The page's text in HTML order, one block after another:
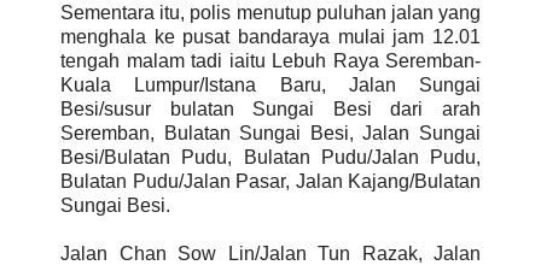
Sementara itu, polis menutup puluhan jalan yang
menghala ke pusat bandaraya mulai jam 12.01
tengah malam tadi iaitu Lebuh Raya Seremban-
Kuala Lumpur/Istana Baru, Jalan Sungai
Besi/susur bulatan Sungai Besi dari arah
Seremban, Bulatan Sungai Besi, Jalan Sungai
Besi/Bulatan Pudu, Bulatan Pudu/Jalan Pudu,
Bulatan Pudu/Jalan Pasar, Jalan Kajang/Bulatan
Sungai Besi.
Jalan Chan Sow Lin/Jalan Tun Razak, Jalan